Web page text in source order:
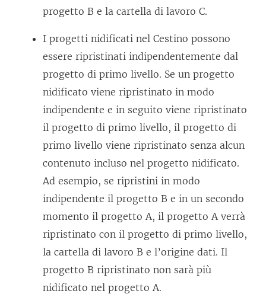
progetto B e la cartella di lavoro C.
I progetti nidificati nel Cestino possono
essere ripristinati indipendentemente dal
progetto di primo livello. Se un progetto
nidificato viene ripristinato in modo
indipendente e in seguito viene ripristinato
il progetto di primo livello, il progetto di
primo livello viene ripristinato senza alcun
contenuto incluso nel progetto nidificato.
Ad esempio, se ripristini in modo
indipendente il progetto B e in un secondo
momento il progetto A, il progetto A verrà
ripristinato con il progetto di primo livello,
la cartella di lavoro B e l’origine dati. Il
progetto B ripristinato non sarà più
nidificato nel progetto A.